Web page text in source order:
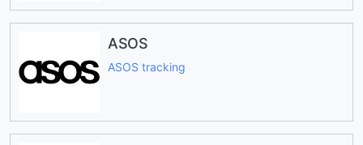
ASOS
ASOS tracking